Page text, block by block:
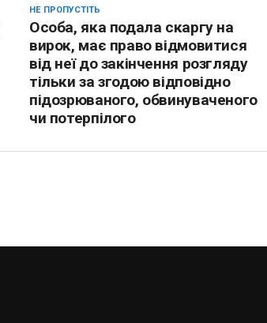
НЕ ПРОПУСТІТЬ
Особа, яка подала скаргу на
вирок, має право відмовитися
від неї до закінчення розгляду
тільки за згодою відповідно
підозрюваного, обвинуваченого
чи потерпілого